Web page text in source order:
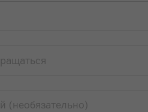
(необязательно)